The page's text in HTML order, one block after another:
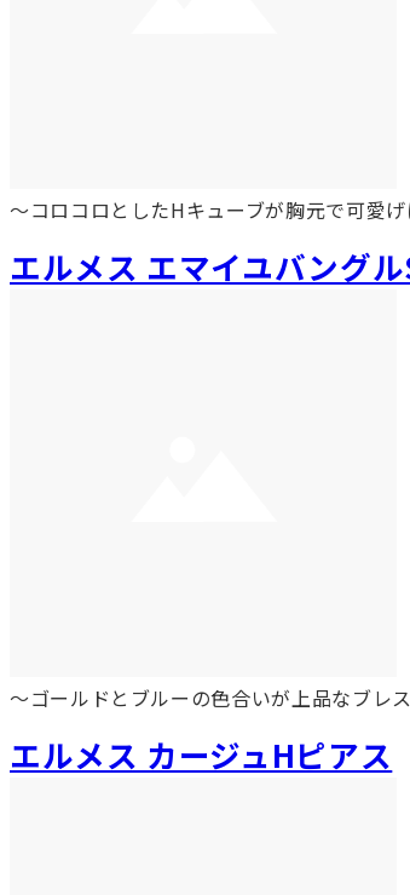
～コロコロとしたHキューブが胸元で可愛
エルメス エマイユバングル
～ゴールドとブルーの色合いが上品なブレ
エルメス カージュHピアス